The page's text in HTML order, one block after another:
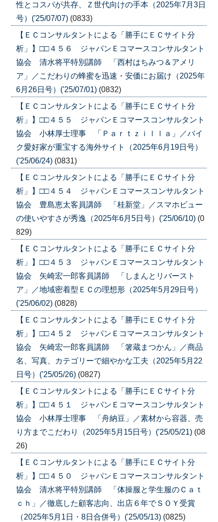
性とコスパが共存、Ｚ世代向けの手本（2025年7月3日
号）('25/07/07) (0833)
【ＥＣコンサルタントによる「勝手にＥＣサイト分
析」】□□４５６ ジャパンＥコマースコンサルタント
協会 清水将平特別講師 「西村はちみつ＆アメリ
ア」／こだわりの蜂蜜を迅速・安価にお届け（2025年
6月26日号）('25/07/01) (0832)
【ＥＣコンサルタントによる「勝手にＥＣサイト分
析」】□□４５５ ジャパンＥコマースコンサルタント
協会 小林厚士理事 「Ｐａｒｔｚｉｌｌａ」／バイ
ク愛好家が重宝する海外サイト（2025年6月19日号）
('25/06/24) (0831)
【ＥＣコンサルタントによる「勝手にＥＣサイト分
析」】□□４５４ ジャパンＥコマースコンサルタント
協会 豊島恵太客員講師 「桂新堂」／スマホビュー
の使いやすさが秀逸（2025年6月5日号）('25/06/10) (0
829)
【ＥＣコンサルタントによる「勝手にＥＣサイト分
析」】□□４５３ ジャパンＥコマースコンサルタント
協会 矢崎宏一郎客員講師 「しまんとリバースト
ア」／地域密着型ＥＣの理想形（2025年5月29日号）
('25/06/02) (0828)
【ＥＣコンサルタントによる「勝手にＥＣサイト分
析」】□□４５２ ジャパンＥコマースコンサルタント
協会 矢崎宏一郎客員講師 「箸蔵まつかん」／商品
名、写真、カテゴリーで細やかな工夫（2025年5月22
日号）('25/05/26) (0827)
【ＥＣコンサルタントによる「勝手にＥＣサイト分
析」】□□４５１ ジャパンＥコマースコンサルタント
協会 小林厚士理事 「舟納豆」／素材から容器、売
り方までこだわり（2025年5月15日号）('25/05/21) (08
26)
【ＥＣコンサルタントによる「勝手にＥＣサイト分
析」】□□４５０ ジャパンＥコマースコンサルタント
協会 清水将平特別講師 「体操服と学生服のＣａｔ
ｃｈ」／徹底した顧客志向、出店６年でＳＯＹ受賞
（2025年5月1日・8日合併号）('25/05/13) (0825)